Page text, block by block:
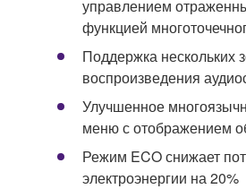
управлением
функцией
Поддержка нескольких
воспроизведения
Улучшенное
меню с отображением
Режим ECO снижает
электроэнергии на 20%